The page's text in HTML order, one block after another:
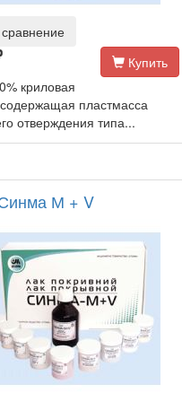
Купить
криловая
пластмасса
отверждения типа...
М + V